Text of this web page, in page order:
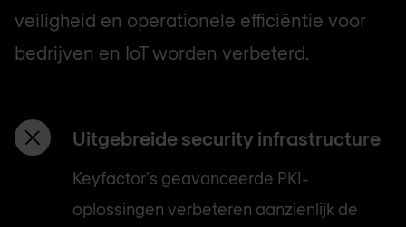
veiligheid en operationele efficiëntie voor
bedrijven en IoT worden verbeterd.
Uitgebreide security infrastructure
Keyfactor's geavanceerde PKI-
oplossingen verbeteren aanzienlijk de